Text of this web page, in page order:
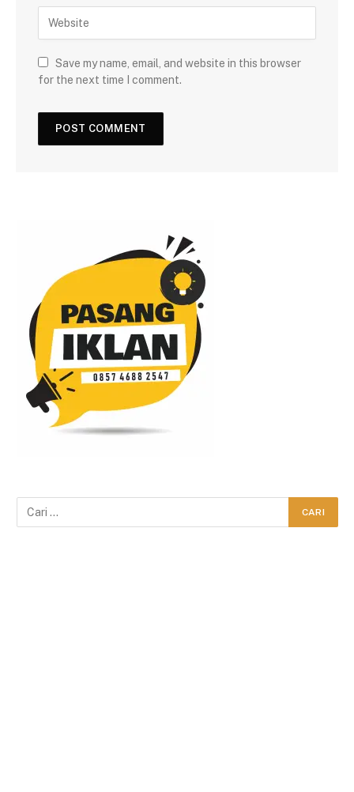
Save my name, email, and website in this browser
for the next time I comment.